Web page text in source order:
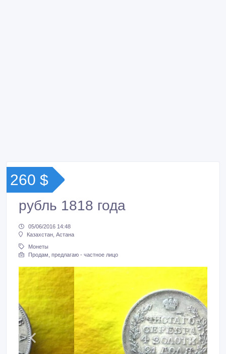
260 $
рубль 1818 года
05/06/2016 14:48
Казахстан, Астана
Монеты
Продам, предлагаю - частное лицо